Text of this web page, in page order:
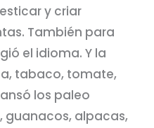
y criar
También para
el idioma. Y la
tabaco, tomate,
los paleo
guanacos, alpacas,